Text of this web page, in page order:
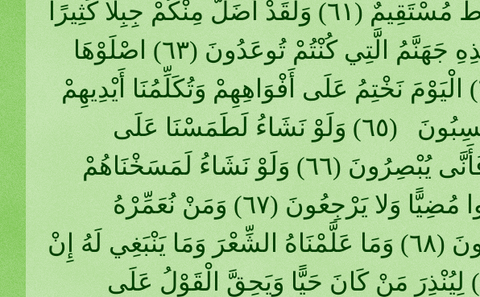
(٦٠)وَأَنِ اعْبُدُونِي هَذَا صِرَاطٌ مُسْتَقِيمٌ (٦١) وَلَقَدْ أَضَلَّ مِنْكُمْ جِبِلا كَثِيرًا
أَفَلَمْ تَكُونُوا تَعْقِلُونَ (٦٢) هَذِهِ جَهَنَّمُ الَّتِي كُنْتُمْ تُوعَدُونَ (٦٣) اصْلَوْهَا
الْيَوْمَ بِمَا كُنْتُمْ تَكْفُرُونَ (٦٤) الْيَوْمَ نَخْتِمُ عَلَى أَفْوَاهِهِمْ وَتُكَلِّمُنَا أَيْدِيهِمْ
وَتَشْهَدُ أَرْجُلُهُمْ بِمَا كَانُوا يَكْسِبُونَ (٦٥) وَلَوْ نَشَاءُ لَطَمَسْنَا عَلَى
أَعْيُنِهِمْ فَاسْتَبَقُوا الصِّرَاطَ فَأَنَّى يُبْصِرُونَ (٦٦) وَلَوْ نَشَاءُ لَمَسَخْنَاهُمْ
عَلَى مَكَانَتِهِمْ فَمَا اسْتَطَاعُوا مُضِيًّا وَلا يَرْجِعُونَ (٦٧) وَمَنْ نُعَمِّرْهُ
نُنَكِّسْهُ فِي الْخَلْقِ أَفَلا يَعْقِلُونَ (٦٨) وَمَا عَلَّمْنَاهُ الشِّعْرَ وَمَا يَنْبَغِي لَهُ إِنْ
هُوَ إِلا ذِكْرٌ وَقُرْآنٌ مُبِينٌ (٦٩) لِيُنْذِرَ مَنْ كَانَ حَيًّا وَيَحِقَّ الْقَوْلُ عَلَى